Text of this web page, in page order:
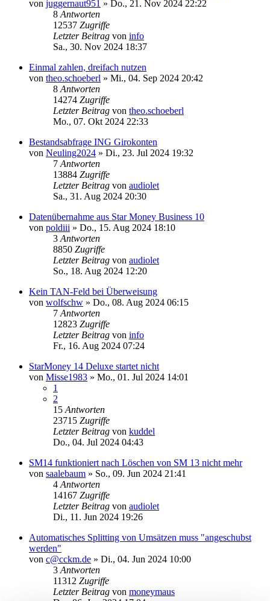
von juggernaut951 » Do., 21. Nov 2024 22:22
8 Antworten
12537 Zugriffe
Letzter Beitrag von info
Sa., 30. Nov 2024 18:37
Einmal zahlen, dreifach nutzen
von theo.schoeberl » Mi., 04. Sep 2024 20:42
8 Antworten
14274 Zugriffe
Letzter Beitrag von theo.schoeberl
Mo., 07. Okt 2024 22:33
Bestandsabfrage ING Girokonten
von Neuling2024 » Di., 23. Jul 2024 19:32
7 Antworten
13884 Zugriffe
Letzter Beitrag von audiolet
Sa., 31. Aug 2024 20:30
Datenübernahme aus Star Money Business 10
von poldiii » Do., 15. Aug 2024 18:10
3 Antworten
8850 Zugriffe
Letzter Beitrag von audiolet
So., 18. Aug 2024 12:20
Kein TAN-Feld bei Überweisung
von wolfschw » Do., 08. Aug 2024 06:15
7 Antworten
12823 Zugriffe
Letzter Beitrag von info
Fr., 16. Aug 2024 07:24
StarMoney 14 Deluxe startet nicht
von Misse1983 » Mo., 01. Jul 2024 14:01
1
2
15 Antworten
23715 Zugriffe
Letzter Beitrag von kuddel
Do., 04. Jul 2024 04:43
SM14 funktioniert nach Löschen von SM 13 nicht mehr
von saalebaum » So., 09. Jun 2024 21:41
4 Antworten
14167 Zugriffe
Letzter Beitrag von audiolet
Di., 11. Jun 2024 19:26
Automatisches Splitting von Umsätzen muss "angeschubst
werden"
von c@cckm.de » Di., 04. Jun 2024 10:00
3 Antworten
11312 Zugriffe
Letzter Beitrag von moneymaus